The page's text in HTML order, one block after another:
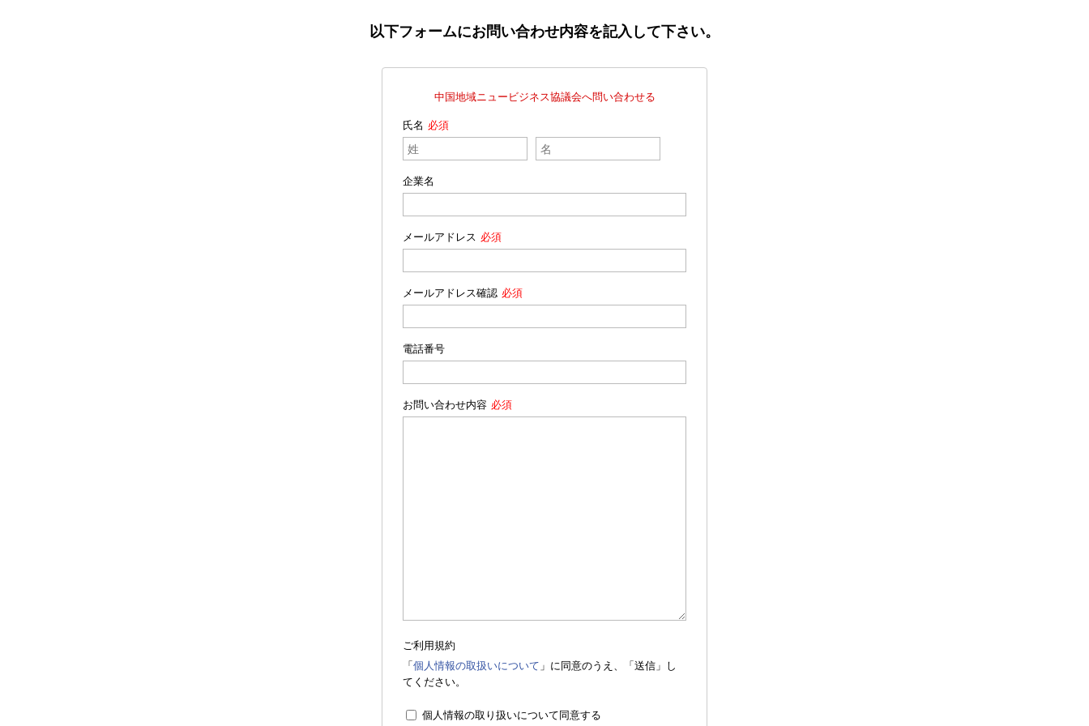
以下フォームにお問い合わせ内容を記入して下さい。
中国地域ニュービジネス協議会へ問い合わせる
氏名
企業名
メールアドレス
メールアドレス確認
電話番号
お問い合わせ内容
ご利用規約
「個人情報の取扱いについて 」に同意のうえ、「送信」し
てください。
個人情報の取り扱いについて同意する